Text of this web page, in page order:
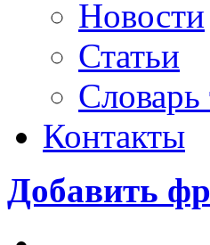
Новости
Статьи
Контакты
Добавить